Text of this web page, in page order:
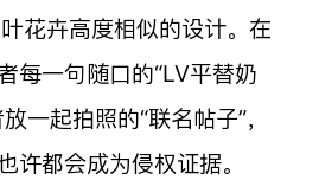
花卉高度相似的设计。在
每一句随口的“LV平替奶
一起拍照的“联名帖子”，
许都会成为侵权证据。